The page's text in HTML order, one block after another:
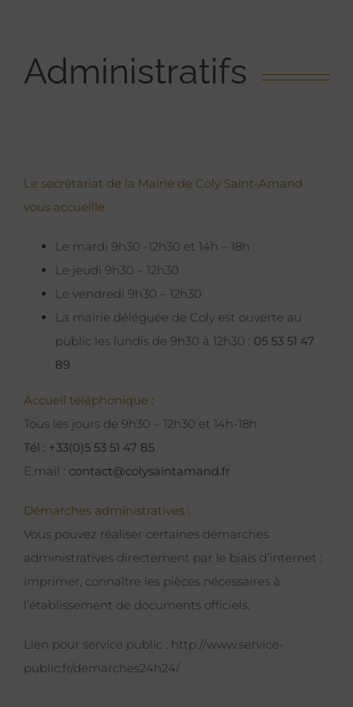
Administratifs
Le secrétariat de la Mairie de Coly Saint-Amand
vous accueille.
Le mardi 9h30 -12h30 et 14h – 18h
Le jeudi 9h30 – 12h30
Le vendredi 9h30 – 12h30
La mairie déléguée de Coly est ouverte au
public les lundis de 9h30 à 12h30 : 05 53 51 47
89
Accueil téléphonique :
Tous les jours de 9h30 – 12h30 et 14h-18h
Tél : +33(0)5 53 51 47 85
E.mail : contact@colysaintamand.fr
Démarches administratives :
Vous pouvez réaliser certaines démarches
administratives directement par le biais d’internet :
imprimer, connaître les pièces nécessaires à
l’établissement de documents officiels.
Lien pour service public : http://www.service-
public.fr/demarches24h24/